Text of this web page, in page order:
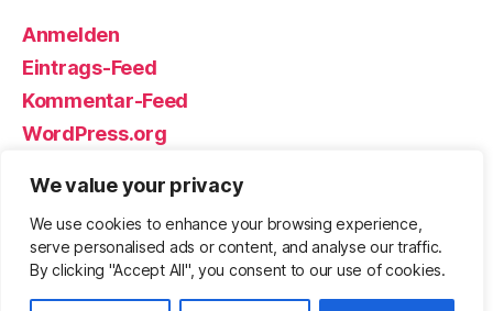
We value your privacy
We use cookies to enhance your browsing experience,
serve personalised ads or content, and analyse our traffic.
By clicking "Accept All", you consent to our use of cookies.
Anmelden
Eintrags-Feed
Kommentar-Feed
WordPress.org
© 2026Björn Eickhoff – Der Blog
rund um Messer, Equipment und ums
Überleben
Nach oben